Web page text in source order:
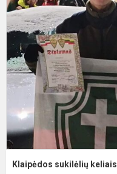
Klaipėdos sukilėlių keliais